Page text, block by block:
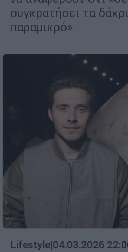
συγκρατήσει τα
παραμικρό»
Lifestyle|04.03.2026